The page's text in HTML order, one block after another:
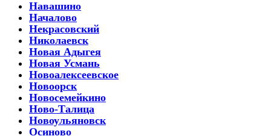
Навашино
Началово
Некрасовский
Николаевск
Новая Адыгея
Новая Усмань
Новоалексеевское
Новоорск
Новосемейкино
Ново-Талица
Новоульяновск
Осиново